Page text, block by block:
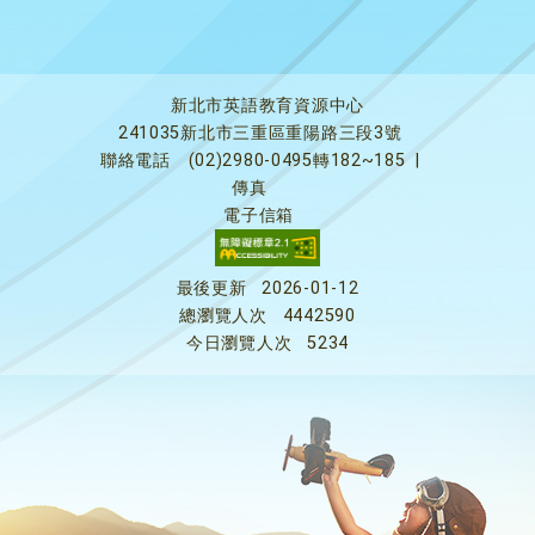
新北市英語教育資源中心
241035新北市三重區重陽路三段3號
聯絡電話
(02)2980-0495轉182~185
傳真
電子信箱
最後更新
2026-01-12
總瀏覽人次
4442590
今日瀏覽人次
5234